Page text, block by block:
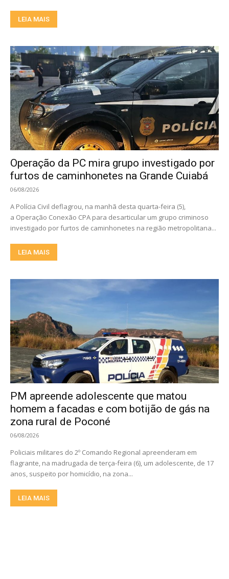
LEIA MAIS
Operação da PC mira grupo investigado por
furtos de caminhonetes na Grande Cuiabá
06/08/2026
A Polícia Civil deflagrou, na manhã desta quarta-feira (5),
a Operação Conexão CPA para desarticular um grupo criminoso
investigado por furtos de caminhonetes na região metropolitana...
LEIA MAIS
PM apreende adolescente que matou
homem a facadas e com botijão de gás na
zona rural de Poconé
06/08/2026
Policiais militares do 2º Comando Regional apreenderam em
flagrante, na madrugada de terça-feira (6), um adolescente, de 17
anos, suspeito por homicídio, na zona...
LEIA MAIS